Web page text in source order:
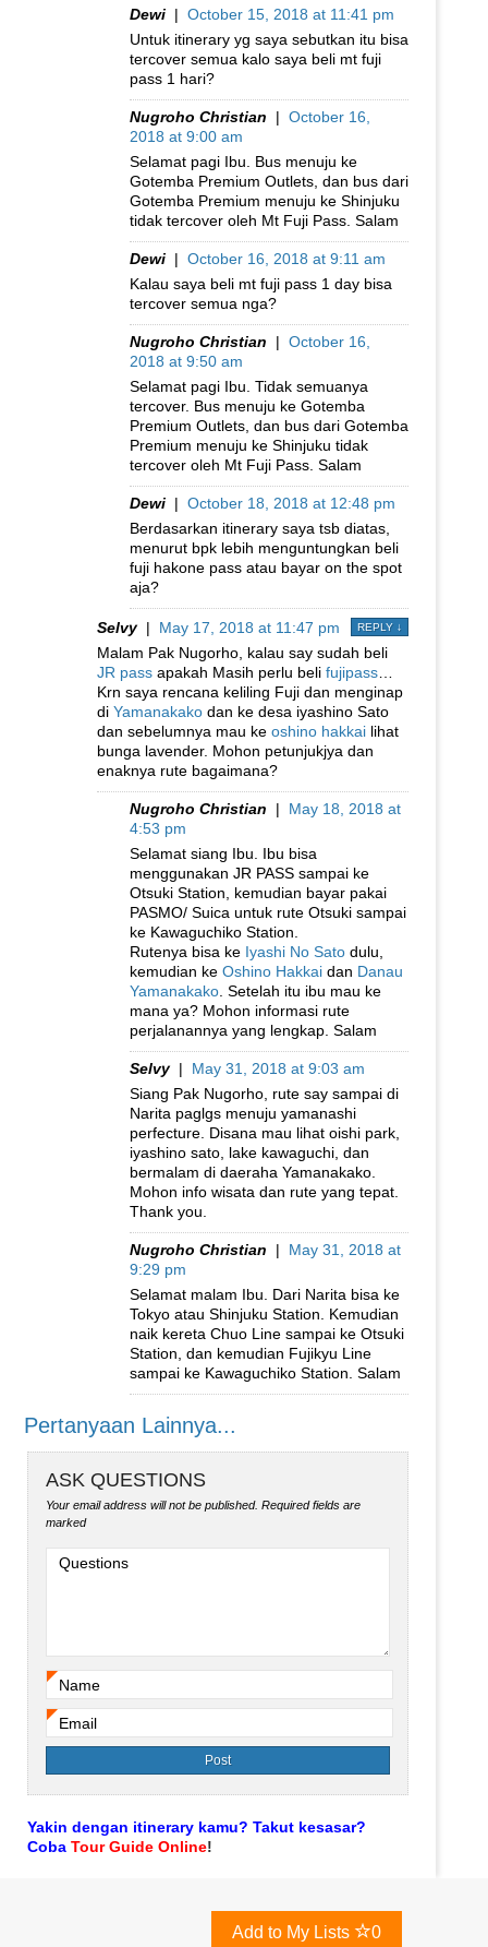
Dewi | October 15, 2018 at 11:41 pm
Untuk itinerary yg saya sebutkan itu bisa
tercover semua kalo saya beli mt fuji
pass 1 hari?
Nugroho Christian | October 16,
2018 at 9:00 am
Selamat pagi Ibu. Bus menuju ke
Gotemba Premium Outlets, dan bus dari
Gotemba Premium menuju ke Shinjuku
tidak tercover oleh Mt Fuji Pass. Salam
Dewi | October 16, 2018 at 9:11 am
Kalau saya beli mt fuji pass 1 day bisa
tercover semua nga?
Nugroho Christian | October 16,
2018 at 9:50 am
Selamat pagi Ibu. Tidak semuanya
tercover. Bus menuju ke Gotemba
Premium Outlets, dan bus dari Gotemba
Premium menuju ke Shinjuku tidak
tercover oleh Mt Fuji Pass. Salam
Dewi | October 18, 2018 at 12:48 pm
Berdasarkan itinerary saya tsb diatas,
menurut bpk lebih menguntungkan beli
fuji hakone pass atau bayar on the spot
aja?
Selvy| May 17, 2018 at 11:47 pm REPLY ↓
Malam Pak Nugorho, kalau say sudah beli
JR pass apakah Masih perlu beli fujipass
Krn saya rencana keliling Fuji dan menginap
di Yamanakako dan ke desa iyashino Sato
dan sebelumnya mau ke oshino hakkai lihat
bunga lavender. Mohon petunjukjya dan
enaknya rute bagaimana?
Nugroho Christian | May 18, 2018 at
4:53 pm
Selamat siang Ibu. Ibu bisa
menggunakan JR PASS sampai ke
Otsuki Station, kemudian bayar pakai
PASMO/ Suica untuk rute Otsuki sampai
ke Kawaguchiko Station.
Rutenya bisa ke Iyashi No Sato dulu,
kemudian ke Oshino Hakkai dan Danau
Yamanakako . Setelah itu ibu mau ke
mana ya? Mohon informasi rute
perjalanannya yang lengkap. Salam
Selvy| May 31, 2018 at 9:03 am
Siang Pak Nugorho, rute say sampai di
Narita paglgs menuju yamanashi
perfecture. Disana mau lihat oishi park,
iyashino sato, lake kawaguchi, dan
bermalam di daeraha Yamanakako.
Mohon info wisata dan rute yang tepat.
Thank you.
Nugroho Christian | May 31, 2018 at
9:29 pm
Selamat malam Ibu. Dari Narita bisa ke
Tokyo atau Shinjuku Station. Kemudian
naik kereta Chuo Line sampai ke Otsuki
Station, dan kemudian Fujikyu Line
sampai ke Kawaguchiko Station. Salam
Pertanyaan Lainnya...
ASK QUESTIONS
Your email address will not be published. Required fields are
marked
Questions
Name
Email
Yakin dengan itinerary kamu? Takut kesasar?
Coba Tour Guide Online!
Add to My Lists 0